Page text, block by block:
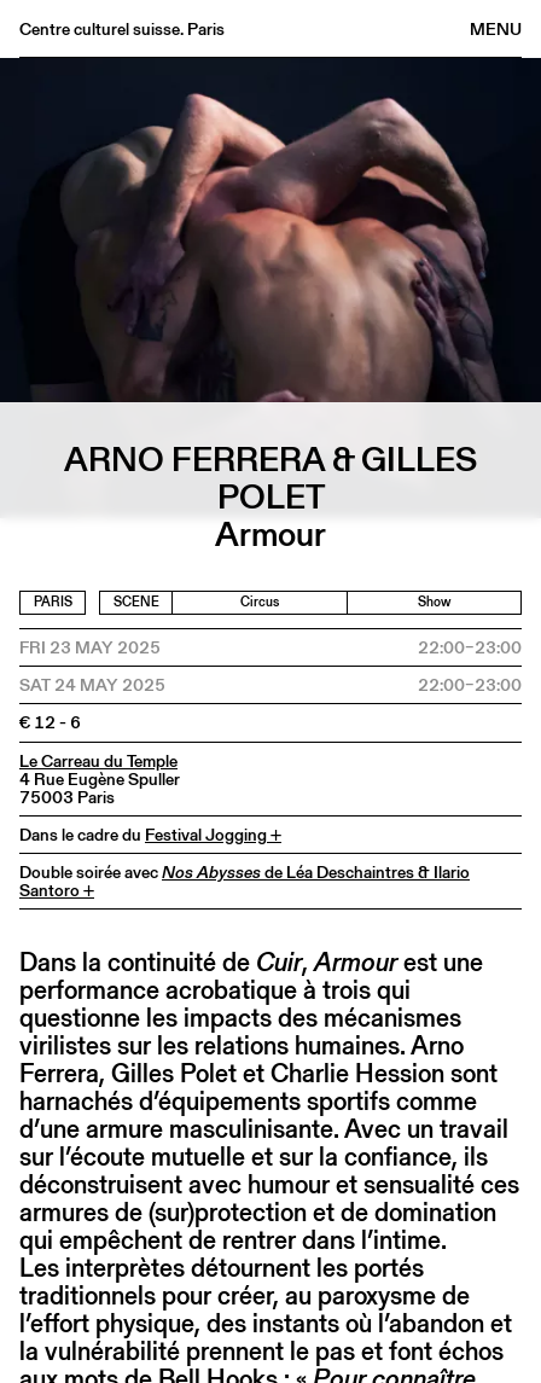
MENU
Centre culturel suisse. Paris
Buvette
Medias
ARNO FERRERA & GILLES
POLET
Armour
PARIS SCENE Circus Show
FRI 23 MAY 2025
22:00–23:00
SAT 24 MAY 2025
22:00–23:00
€ 12 - 6
Le Carreau du Temple
4 Rue Eugène Spuller
75003 Paris
Dans le cadre du Festival Jogging +
Double soirée avecNos Abyssesde Léa Deschaintres & Ilario
Santoro +
Dans la continuité de Cuir,Armourest une
performance acrobatique à trois qui
questionne les impacts des mécanismes
virilistes sur les relations humaines. Arno
Ferrera, Gilles Polet et Charlie Hession sont
harnachés d’équipements sportifs comme
d’une armure masculinisante. Avec un travail
sur l’écoute mutuelle et sur la confiance, ils
déconstruisent avec humour et sensualité ces
armures de (sur)protection et de domination
qui empêchent de rentrer dans l’intime.
Les interprètes détournent les portés
traditionnels pour créer, au paroxysme de
l’effort physique, des instants où l’abandon et
la vulnérabilité prennent le pas et font échos